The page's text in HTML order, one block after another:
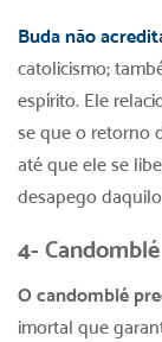
Buda não
catolicismo;
espírito. Ele
se que o retorno
até que ele se
desapego
4- Candomblé
O candomblé
imortal que